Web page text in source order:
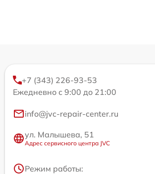
+7 (343) 226-93-53
Ежедневно с 9:00 до 21:00
info@jvc-repair-center.ru
ул. Малышева, 51
Адрес сервисного центра JVC
Режим работы: